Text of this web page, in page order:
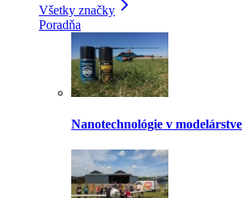
Všetky značky
Poradňa
Nanotechnológie v modelárstve